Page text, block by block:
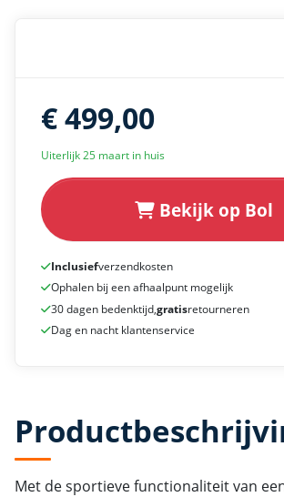
€ 499,00
Uiterlijk 25 maart in huis
Bekijk op Bol
Inclusiefverzendkosten
Ophalen bij een afhaalpunt mogelijk
30 dagen bedenktijd,gratisretourneren
Dag en nacht klantenservice
Met de sportieve functionaliteit van